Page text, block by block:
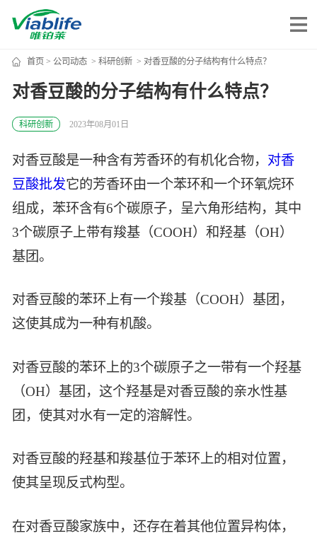
唯铂莱
公司介绍
公司动态
加入我们
唯产品
健康食品
生物制药
其他
唯创新
智能生物乐高平台
高通量骐骥平台
鸿鹄实验室
社会责任
联系我们
首页 > 公司动态> 科研创新> 对香豆酸的分子结构有什么特点？
对香豆酸的分子结构有什么特点？
科研创新 2023年08月01日
对香豆酸是一种含有芳香环的有机化合物， 对香
豆酸批发它的芳香环由一个苯环和一个环氧烷环
组成，苯环含有6个碳原子，呈六角形结构，其中
3个碳原子上带有羧基（COOH）和羟基（OH）
基团。
对香豆酸的苯环上有一个羧基（COOH）基团，
这使其成为一种有机酸。
对香豆酸的苯环上的3个碳原子之一带有一个羟基
（OH）基团，这个羟基是对香豆酸的亲水性基
团，使其对水有一定的溶解性。
对香豆酸的羟基和羧基位于苯环上的相对位置，
使其呈现反式构型。
在对香豆酸家族中，还存在着其他位置异构体，